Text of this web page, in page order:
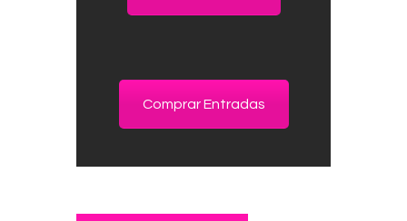
Comprar Entradas